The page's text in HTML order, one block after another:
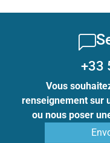
+33
Vous
renseignement sur
ou nous poser